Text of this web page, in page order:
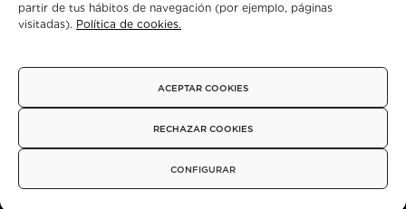
partir de tus hábitos de navegación (por ejemplo, páginas
visitadas). Política de cookies.
ACEPTAR COOKIES
RECHAZAR COOKIES
CONFIGURAR
© 2026 - Copyright
Instagram X